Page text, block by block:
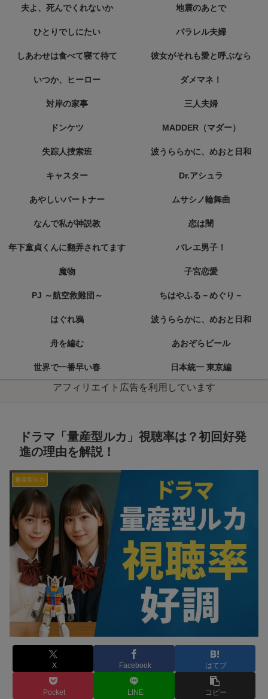
夫よ、死んでくれないか 地震のあとで
ひとりでしにたい パラレル夫婦
しあわせは食べて寝て待て 彼女がそれも愛と呼ぶなら
いつか、ヒーロー ダメマネ！
対岸の家事 三人夫婦
ドンケツ MADDER（マダー）
失踪人捜索班 波うららかに、めおと日和
キャスター Dr.アシュラ
あやしいパートナー ムサシノ輪舞曲
なんで私が神説教 恋は闇
年下童貞くんに翻弄されてます バレエ男子！
魔物 子宮恋愛
PJ ～航空救難団～ ちはやふる－めぐり－
はぐれ鴉 波うららかに、めおと日和
舟を編む あおぞらビール
世界で一番早い春 日本統一 東京編
アフィリエイト広告を利用しています
ドラマ「量産型ルカ」視聴率は？初回好発
進の理由を解説！
量産型ルカ
X Facebook はてブ
Pocket LINE コピー